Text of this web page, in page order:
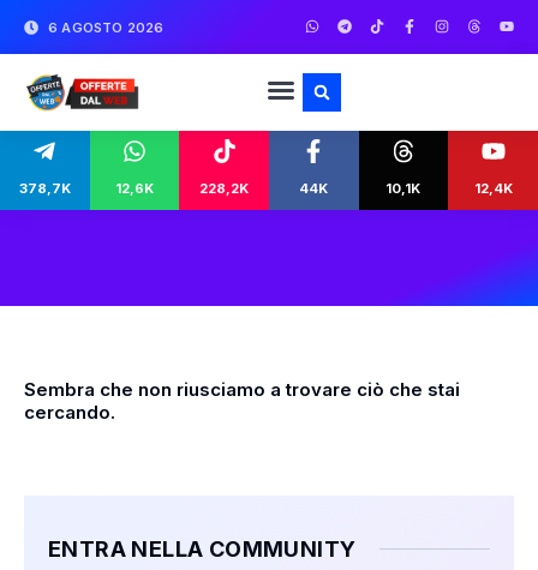
6 AGOSTO 2026
378,7K 12,6K 228,2K 44K 10,1K 12,4K
Sembra che non riusciamo a trovare ciò che stai
cercando.
ENTRA NELLA COMMUNITY